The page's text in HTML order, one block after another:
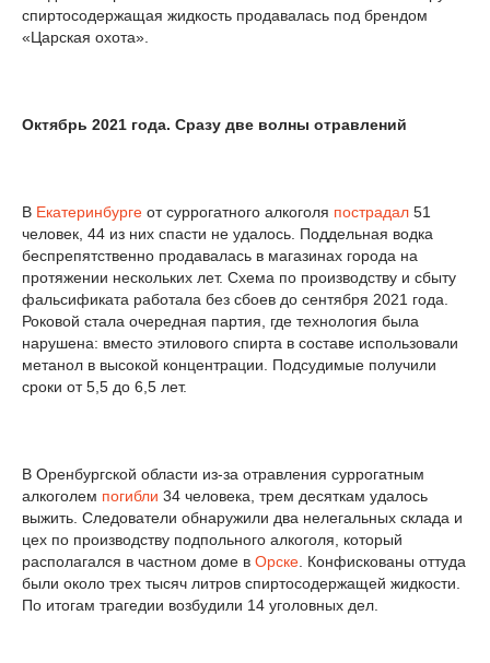
спиртосодержащая жидкость продавалась под брендом
«Царская охота».
Октябрь 2021 года. Сразу две волны отравлений
В Екатеринбурге от суррогатного алкоголя пострадал 51
человек, 44 из них спасти не удалось. Поддельная водка
беспрепятственно продавалась в магазинах города на
протяжении нескольких лет. Cхема по производству и сбыту
фальсификата работала без сбоев до сентября 2021 года.
Роковой стала очередная партия, где технология была
нарушена: вместо этилового спирта в составе использовали
метанол в высокой концентрации. Подсудимые получили
сроки от 5,5 до 6,5 лет.
В Оренбургской области из-за отравления суррогатным
алкоголем погибли 34 человека, трем десяткам удалось
выжить. Следователи обнаружили два нелегальных склада и
цех по производству подпольного алкоголя, который
располагался в частном доме в Орске . Конфискованы оттуда
были около трех тысяч литров спиртосодержащей жидкости.
По итогам трагедии возбудили 14 уголовных дел.